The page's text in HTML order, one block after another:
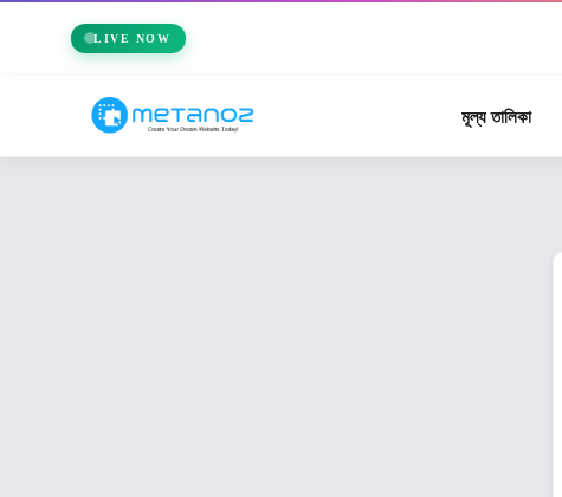
LIVE NOW
মূল্য তালিকা